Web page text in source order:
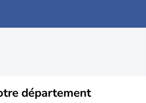
département